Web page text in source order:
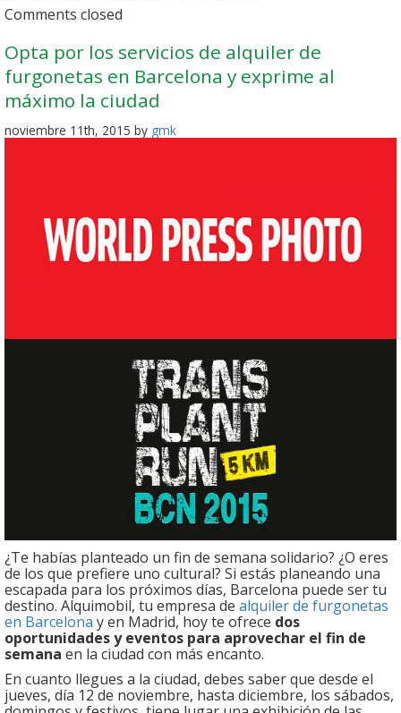
Comments closed
Opta por los servicios de alquiler de
furgonetas en Barcelona y exprime al
máximo la ciudad
noviembre 11th, 2015 by gmk
¿Te habías planteado un fin de semana solidario? ¿O eres
de los que prefiere uno cultural? Si estás planeando una
escapada para los próximos días, Barcelona puede ser tu
destino. Alquimobil, tu empresa de alquiler de furgonetas
en Barcelona y en Madrid, hoy te ofrece dos
oportunidades y eventos para aprovechar el fin de
semana en la ciudad con más encanto.
En cuanto llegues a la ciudad, debes saber que desde el
jueves, día 12 de noviembre, hasta diciembre, los sábados,